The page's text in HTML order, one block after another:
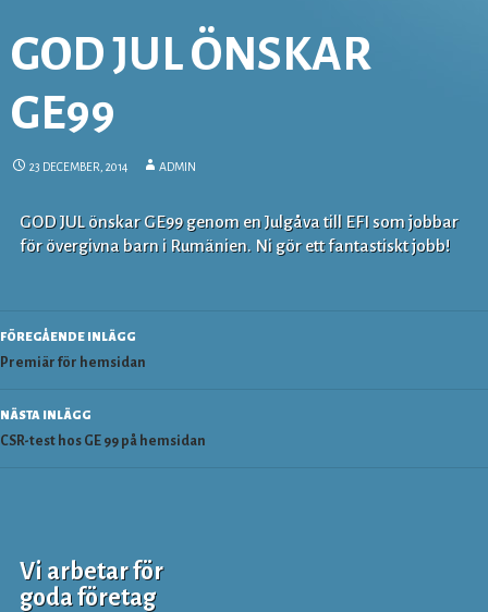
GOD JUL ÖNSKAR
GE99
23 DECEMBER, 2014 ADMIN
GOD JUL önskar GE99 genom en Julgåva till EFI som jobbar
för övergivna barn i Rumänien. Ni gör ett fantastiskt jobb!
Inläggsnavigering
FÖREGÅENDE INLÄGG
Premiär för hemsidan
NÄSTA INLÄGG
CSR-test hos GE 99 på hemsidan
Vi arbetar för
goda företag